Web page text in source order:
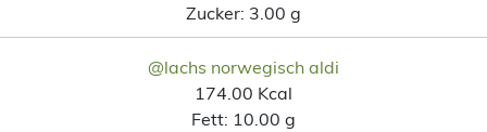
Zucker: 3.00 g
@lachs norwegisch aldi
174.00 Kcal
Fett: 10.00 g